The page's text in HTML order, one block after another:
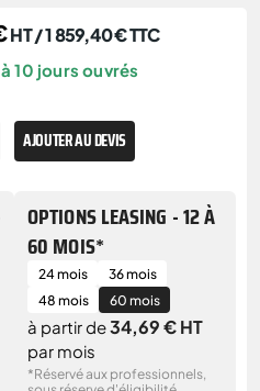
HT /1 859,40€TTC
10 jours ouvrés
AJOUTER AU DEVIS
OPTIONS LEASING - 12 À
60 MOIS*
24 mois
36 mois
48 mois
60 mois
à partir de34,69 € HT
par mois
*Réservé aux professionnels,